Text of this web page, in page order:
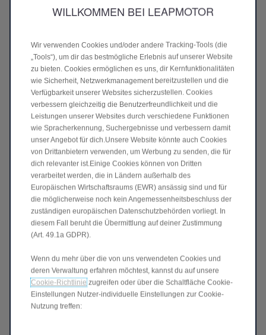
WLTP-Reichweite
30 Min
DC-Ladezeit (30–80 %)
WILLKOMMEN BEI LEAPMOTOR
Wir verwenden Cookies und/oder andere Tracking‑Tools (die
„Tools“), um dir das bestmögliche Erlebnis auf unserer Website
zu bieten. Cookies ermöglichen es uns, dir Kernfunktionalitäten
wie Sicherheit, Netzwerkmanagement bereitzustellen und die
Verfügbarkeit unserer Websites sicherzustellen. Cookies
verbessern gleichzeitig die Benutzerfreundlichkeit und die
Leistungen unserer Websites durch verschiedene Funktionen
wie Spracherkennung, Suchergebnisse und verbessern damit
unser Angebot für dich.Unsere Website könnte auch Cookies
von Drittanbietern verwenden, um Werbung zu senden, die für
dich relevanter ist.Einige Cookies können von Dritten
verarbeitet werden, die in Ländern außerhalb des
Europäischen Wirtschaftsraums (EWR) ansässig sind und für
die möglicherweise noch kein Angemessenheitsbeschluss der
zuständigen europäischen Datenschutzbehörden vorliegt. In
diesem Fall beruht die Übermittlung auf deiner Zustimmung
(Art. 49.1a GDPR).
Wenn du mehr über die von uns verwendeten Cookies und
deren Verwaltung erfahren möchtest, kannst du auf unsere
Cookie-Richtlinie zugreifen oder über die Schaltfläche Cookie-
Einstellungen Nutzer-individuelle Einstellungen zur Cookie-
Nutzung treffen: